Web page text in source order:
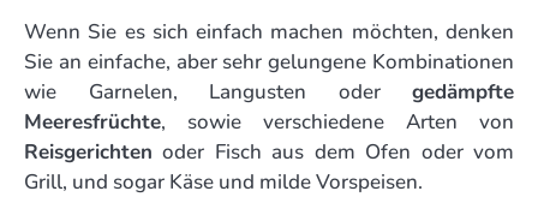
Wenn Sie es sich einfach machen möchten, denken
Sie an einfache, aber sehr gelungene Kombinationen
wie Garnelen, Langusten oder gedämpfte
Meeresfrüchte, sowie verschiedene Arten von
Reisgerichten oder Fisch aus dem Ofen oder vom
Grill, und sogar Käse und milde Vorspeisen.